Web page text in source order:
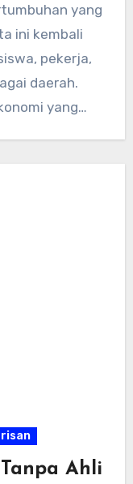
yang
ini kembali
pekerja,
daerah.
yang
Ahli